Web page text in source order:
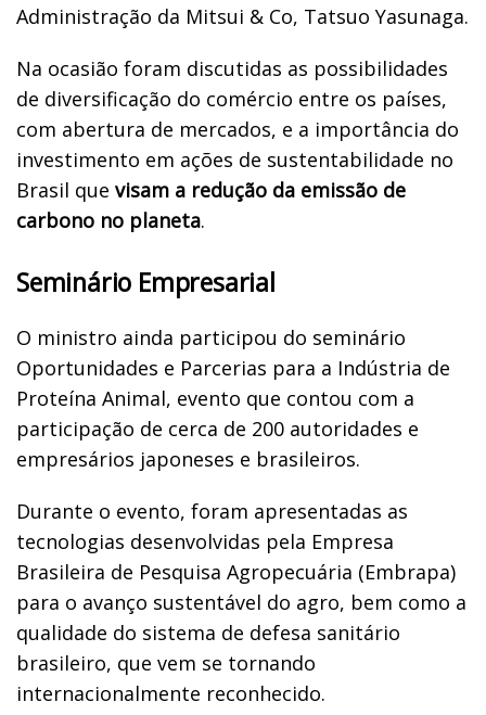
Administração da Mitsui & Co, Tatsuo Yasunaga.
Na ocasião foram discutidas as possibilidades
de diversificação do comércio entre os países,
com abertura de mercados, e a importância do
investimento em ações de sustentabilidade no
Brasil que visam a redução da emissão de
carbono no planeta.
Seminário Empresarial
O ministro ainda participou do seminário
Oportunidades e Parcerias para a Indústria de
Proteína Animal, evento que contou com a
participação de cerca de 200 autoridades e
empresários japoneses e brasileiros.
Durante o evento, foram apresentadas as
tecnologias desenvolvidas pela Empresa
Brasileira de Pesquisa Agropecuária (Embrapa)
para o avanço sustentável do agro, bem como a
qualidade do sistema de defesa sanitário
brasileiro, que vem se tornando
internacionalmente reconhecido.